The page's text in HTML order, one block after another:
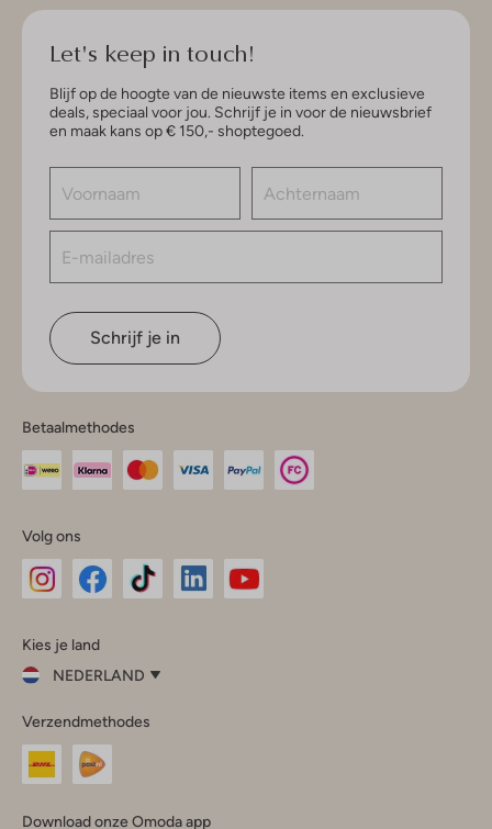
Let's keep in touch!
Blijf op de hoogte van de nieuwste items en exclusieve
deals, speciaal voor jou. Schrijf je in voor de nieuwsbrief
en maak kans op € 150,- shoptegoed.
Schrijf je in
Betaalmethodes
Volg ons
InstagramFacebook
Kies je land
NEDERLAND
je
land
Nederland
Verzendmethodes
Download onze Omoda app